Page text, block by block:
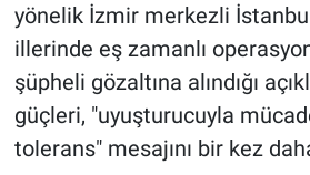
yönelik İzmir merkezli
illerinde eş zamanlı
şüpheli gözaltına alındığı
güçleri, "uyuşturucuyla
tolerans" mesajını bir kez